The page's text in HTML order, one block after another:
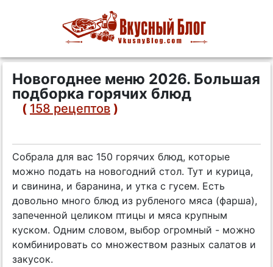
Новогоднее меню 2026. Большая
подборка горячих блюд
( 158 рецептов )
Собрала для вас 150 горячих блюд, которые
можно подать на новогодний стол. Тут и курица,
и свинина, и баранина, и утка с гусем. Есть
довольно много блюд из рубленого мяса (фарша),
запеченной целиком птицы и мяса крупным
куском. Одним словом, выбор огромный - можно
комбинировать со множеством разных салатов и
закусок.